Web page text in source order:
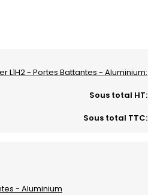
L1H2 - Portes Battantes - Aluminium:
Sous total HT:
Sous total TTC:
- Aluminium